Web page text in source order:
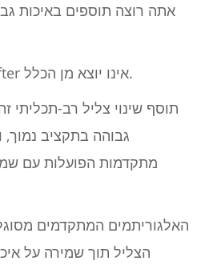
אתה רוצה תוספים באיכות
Waves Soundshifter אינו יוצא מן הכלל.
תוסף שינוי צליל רב-תכליתי
גבוהה בתקציב נמוך,
מתקדמות הפועלות עם שמע
האלגוריתמים המתקדמים
הצליל תוך שמירה על